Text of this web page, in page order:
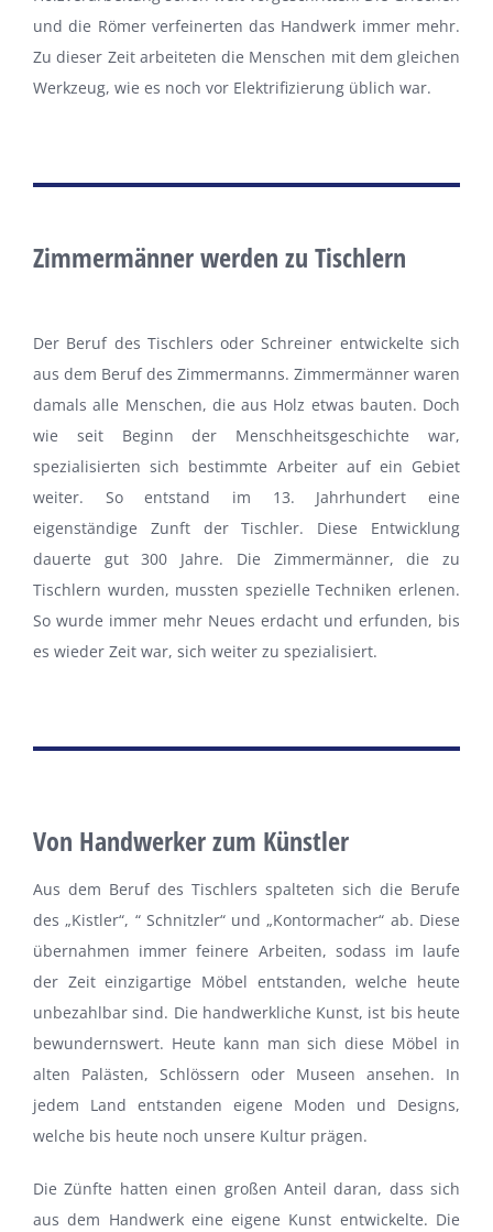
und die Römer verfeinerten das Handwerk immer mehr.
Zu dieser Zeit arbeiteten die Menschen mit dem gleichen
Werkzeug, wie es noch vor Elektrifizierung üblich war.
Zimmermänner werden zu Tischlern
Der Beruf des Tischlers oder Schreiner entwickelte sich
aus dem Beruf des Zimmermanns. Zimmermänner waren
damals alle Menschen, die aus Holz etwas bauten. Doch
wie seit Beginn der Menschheitsgeschichte war,
spezialisierten sich bestimmte Arbeiter auf ein Gebiet
weiter. So entstand im 13. Jahrhundert eine
eigenständige Zunft der Tischler. Diese Entwicklung
dauerte gut 300 Jahre. Die Zimmermänner, die zu
Tischlern wurden, mussten spezielle Techniken erlenen.
So wurde immer mehr Neues erdacht und erfunden, bis
es wieder Zeit war, sich weiter zu spezialisiert.
Von Handwerker zum Künstler
Aus dem Beruf des Tischlers spalteten sich die Berufe
des „Kistler“, “ Schnitzler“ und „Kontormacher“ ab. Diese
übernahmen immer feinere Arbeiten, sodass im laufe
der Zeit einzigartige Möbel entstanden, welche heute
unbezahlbar sind. Die handwerkliche Kunst, ist bis heute
bewundernswert. Heute kann man sich diese Möbel in
alten Palästen, Schlössern oder Museen ansehen. In
jedem Land entstanden eigene Moden und Designs,
welche bis heute noch unsere Kultur prägen.
Die Zünfte hatten einen großen Anteil daran, dass sich
aus dem Handwerk eine eigene Kunst entwickelte. Die